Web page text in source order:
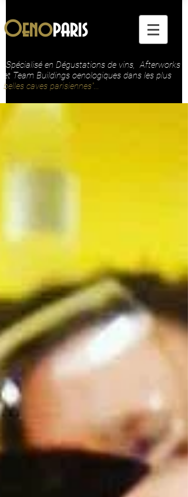
Oenoparis
"Spécialisé en Dégustations de vins, Afterworks
et Team Buildings oenologiques dans les plus
belles caves parisiennes"...